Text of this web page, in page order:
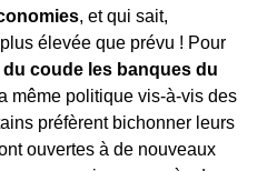
, et qui sait,
élevée que prévu ! Pour
coude les banques du
même politique vis-à-vis des
préfèrent bichonner leurs
ouvertes à de nouveaux